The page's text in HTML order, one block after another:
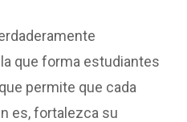
que forma estudiantes
permite que cada
es, fortalezca su